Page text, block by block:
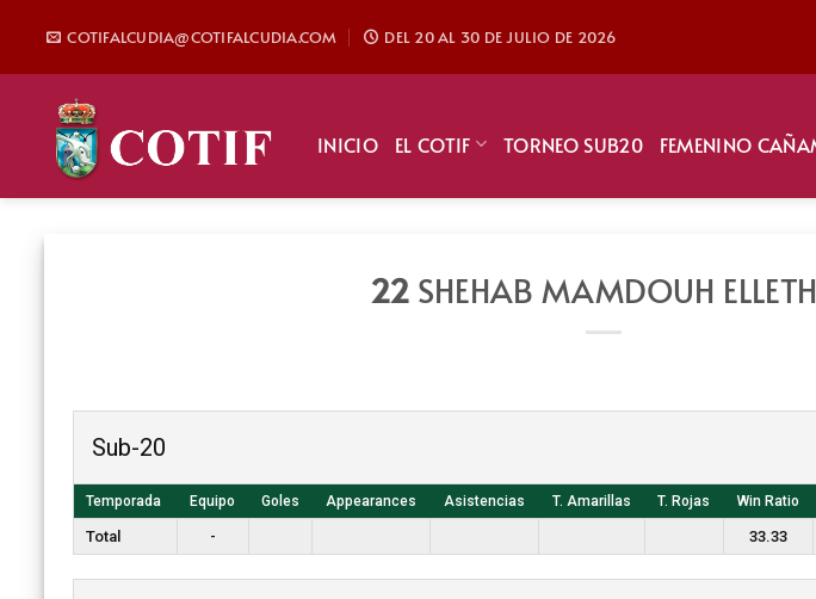
contenido
COTIFALCUDIA@COTIFALCUDIA.COM DEL 20 AL 30 DE JULIO DE 2026
INICIO EL COTIF TORNEO SUB20 FEMENINO
22 SHEHAB MAMDOUH
Sub-20
Temporada Equipo Goles Appearances Asistencias T. Amarillas T. Rojas Win Ratio
Total - 33.33